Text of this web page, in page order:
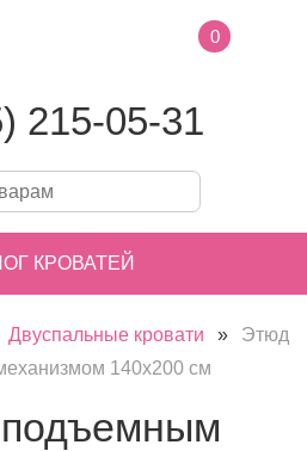
215-05-31
0
КРОВАТЕЙ
Двуспальные кровати »
Этюд
140х200 см